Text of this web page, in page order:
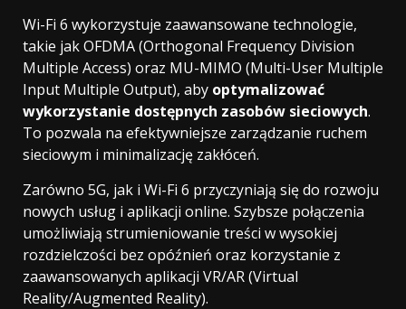
Wi-Fi 6 wykorzystuje zaawansowane technologie,
takie jak OFDMA (Orthogonal Frequency Division
Multiple Access) oraz MU-MIMO (Multi-User Multiple
Input Multiple Output), aby optymalizować
wykorzystanie dostępnych zasobów sieciowych.
To pozwala na efektywniejsze zarządzanie ruchem
sieciowym i minimalizację zakłóceń.
Zarówno 5G, jak i Wi-Fi 6 przyczyniają się do rozwoju
nowych usług i aplikacji online. Szybsze połączenia
umożliwiają strumieniowanie treści w wysokiej
rozdzielczości bez opóźnień oraz korzystanie z
zaawansowanych aplikacji VR/AR (Virtual
Reality/Augmented Reality).